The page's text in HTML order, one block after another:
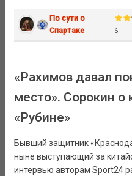
По сути о
Спартаке
6
«Рахимов давал
место». Сорокин о
«Рубине»
Бывший защитник
ныне выступающий за
интервью авторам Sport24